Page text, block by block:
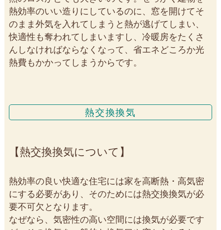
熱効率のいい造りにしているのに、窓を開けてそ
のまま外気を入れてしまうと熱が逃げてしまい、
快適性も奪われてしまいますし、冷暖房をたくさ
んしなければならなくなって、省エネどころか光
熱費もかかってしまうからです。
熱交換換気
熱交換換気について
熱効率の良い快適な住宅には家を高断熱・高気密
にする必要があり、そのためには熱交換換気が必
要不可欠となります。
なぜなら、気密性の高い空間には換気が必要です